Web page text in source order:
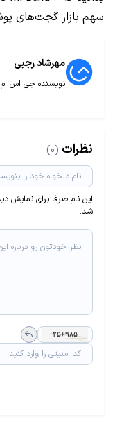
سهم بازار گجت‌های
مهرشاد رجبی
نویسنده جی اس ام
نظرات (0)
این نام صرفا برای نمایش
شد.